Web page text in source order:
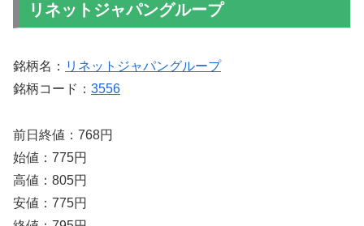
リネットジャパングループ
銘柄名： リネットジャパングループ
銘柄コード： 3556
前日終値：768円
始値：775円
高値：805円
安値：775円